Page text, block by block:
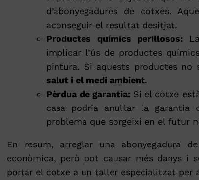
d’abonyegadures de cotxes.
aconseguir el resultat desitjat.
Productes químics perillosos:
implicar l’ús de productes
pintura. Si aquests productes no
salut i el medi ambient.
Pèrdua de garantia: Si el cotxe
casa podria anul·lar la garantia
problema que sorgeixi en el futur
En resum, arreglar una abonyegadura
econòmica, però pot causar més danys i
portar el cotxe a un taller especialitzat per